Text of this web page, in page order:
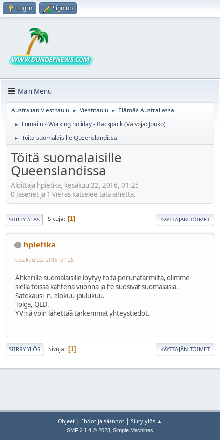
Log in Sign up
Main Menu
Australian Viestitaulu ► Viestitaulu ► Elämää Australiassa
► Lomailu - Working holiday - Backpack(Valvoja: Jouko)
► Töitä suomalaisille Queenslandissa
Töitä suomalaisille
Queenslandissa
Aloittaja hpietika, kesäkuu 22, 2016, 01:25
0 Jäsenet ja 1 Vieras katselee tätä aihetta.
SIIRRY ALAS Sivuja 1 KÄYTTÄJÄN TOIMET
hpietika
kesäkuu 22, 2016, 01:25
Ahkerille suomalaisille löytyy töitä perunafarmilta, olimme
siellä töissä kahtena vuonna ja he suosivat suomalaisia.
Satokausi n. elokuu-joulukuu.
Tolga, QLD.
YV:nä voin lähettää tarkemmat yhteystiedot.
SIIRRY YLÖS Sivuja 1 KÄYTTÄJÄN TOIMET
Ohjeet | Ehdot ja säännöt | Siirry ylös ▲
SMF 2.1.4 © 2023, Simple Machines